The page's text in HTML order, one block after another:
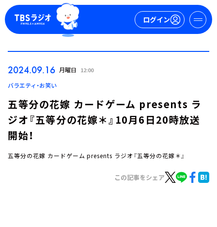
ログイン
ログイン
2024.09.16 月曜日 12:00
バラエティ・お笑い
五等分の花嫁 カードゲーム presents ラ
ジオ『五等分の花嫁＊』10月6日20時放送
開始！
五等分の花嫁 カードゲーム presents ラジオ『五等分の花嫁＊』
この記事をシェア